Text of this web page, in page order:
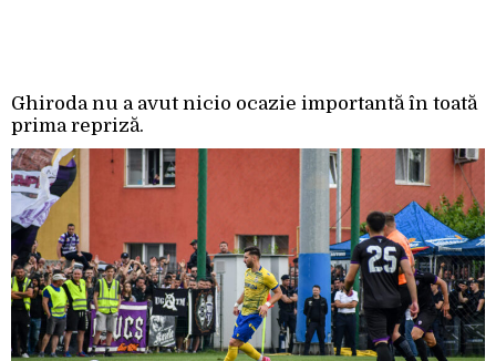
Ghiroda nu a avut nicio ocazie importantă în toată
prima repriză.